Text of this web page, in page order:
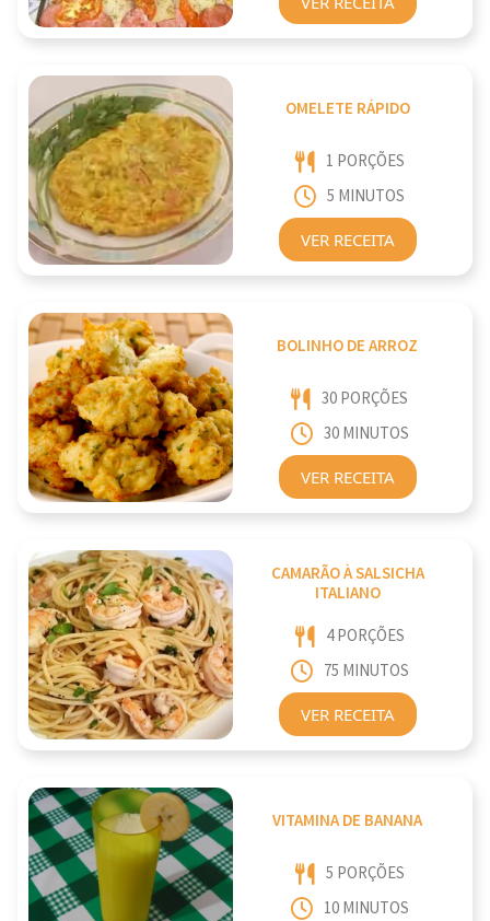
OMELETE RÁPIDO
1 PORÇÕES
5 MINUTOS
VER RECEITA
BOLINHO DE ARROZ
30 PORÇÕES
30 MINUTOS
VER RECEITA
CAMARÃO À SALSICHA
ITALIANO
4 PORÇÕES
75 MINUTOS
VER RECEITA
VITAMINA DE BANANA
5 PORÇÕES
10 MINUTOS